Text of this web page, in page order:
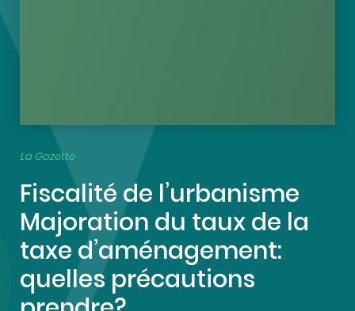
La Gazette
Fiscalité de l’urbanisme
Majoration du taux de la
taxe d’aménagement:
quelles précautions